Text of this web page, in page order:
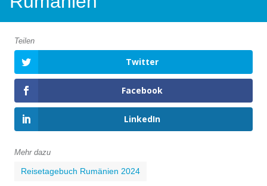
Teilen
Twitter
Facebook
LinkedIn
Mehr dazu
Reisetagebuch Rumänien 2024